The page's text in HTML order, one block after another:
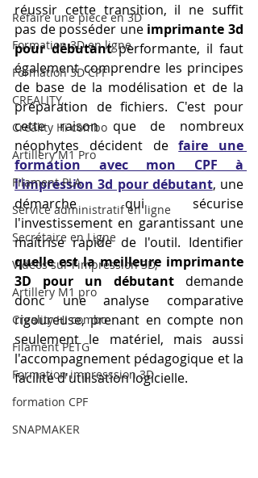
Refaire une piece en 3D
Formation 3D en ligne.
Formation 3D CPF
CREALITY,
Creality Hi combo
Artillery M1 Pro
Filament PLA
Service administratif en ligne
Secrétaire en Ligne
Vidéos sur l'impression 3D,
Artillery M1 pro
Creality HI combo
Filament PETG
Formation impresssion 3D
formation CPF
SNAPMAKER
réussir cette transition, il ne suffit
pas de posséder une imprimante 3d
pour débutant performante, il faut
également comprendre les principes
de base de la modélisation et de la
préparation de fichiers. C'est pour
cette raison que de nombreux
néophytes décident de faire une
formation avec mon CPF à
l'impression 3d pour débutant, une
démarche qui sécurise
l'investissement en garantissant une
quelle est la meilleure imprimante
3D pour un débutant demande
donc une analyse comparative
rigoureuse, prenant en compte non
seulement le matériel, mais aussi
l'accompagnement pédagogique et la
facilité d'utilisation logicielle.